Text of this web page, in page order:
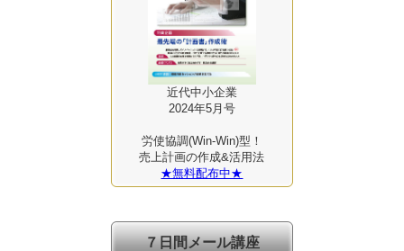
近代中小企業
2024年5月号
労使協調(Win-Win)型！
売上計画の作成&活用法
★無料配布中★
７日間メール講座